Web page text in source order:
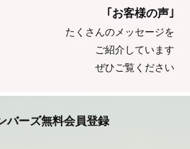
｢お客様の声｣
たくさんのメッセージを
ご紹介しています
ぜひご覧ください
バーズ無料会員登録